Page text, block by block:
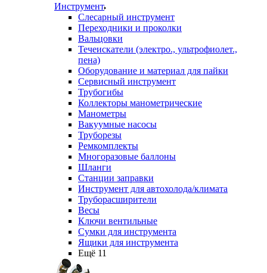
Инструмент
Слесарный инструмент
Переходники и проколки
Вальцовки
Течеискатели (электро., ультрофиолет.,
пена)
Оборудование и материал для пайки
Сервисный инструмент
Трубогибы
Коллекторы манометрические
Манометры
Вакуумные насосы
Труборезы
Ремкомплекты
Многоразовые баллоны
Шланги
Станции заправки
Инструмент для автохолода/климата
Труборасширители
Весы
Ключи вентильные
Сумки для инструмента
Ящики для инструмента
Ещё 11